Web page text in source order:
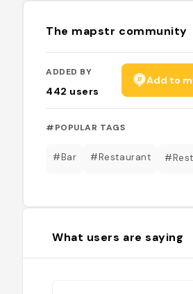
The mapstr community
ADDED BY
442 users
Add to
#POPULAR TAGS
#Bar #Restaurant
What users are saying